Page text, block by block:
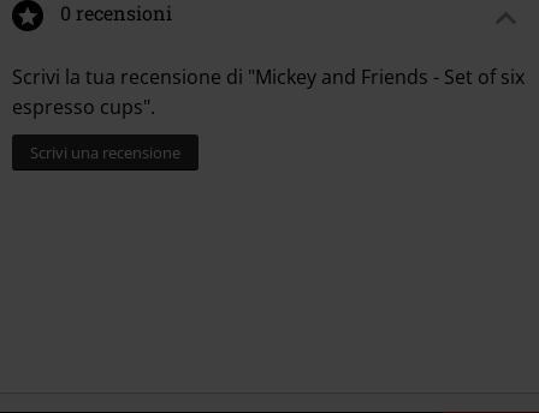
0 recensioni
Scrivi la tua recensione di "Mickey and Friends - Set of six
espresso cups".
Scrivi una recensione